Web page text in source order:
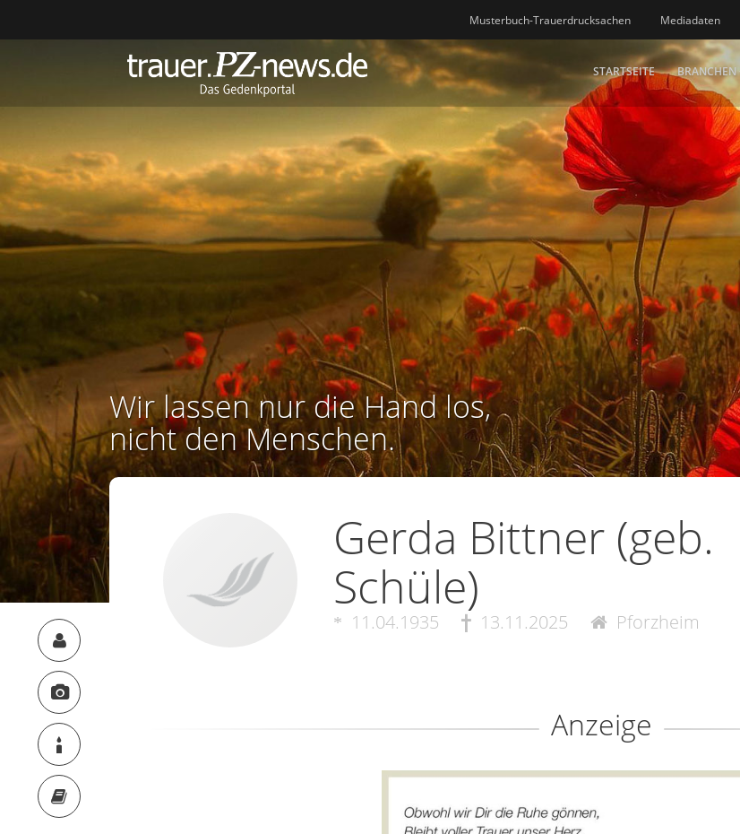
Musterbuch-Trauerdrucksachen Mediadaten
STARTSEITE BRANCHEN
Wir lassen nur die Hand los,
nicht den Menschen.
Gerda Bittner (geb.
Schüle)
11.04.1935 13.11.2025 Pforzheim
Anzeige